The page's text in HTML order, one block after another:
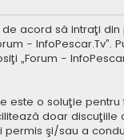
de acord să intraţi
- InfoPescar.Tv”.
„Forum -
este o soluţie
doar
şi/sau a